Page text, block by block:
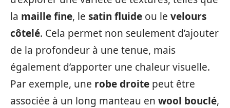
la maille fine, le satin fluide ou le velours
côtelé. Cela permet non seulement d’ajouter
de la profondeur à une tenue, mais
également d’apporter une chaleur visuelle.
Par exemple, une robe droite peut être
associée à un long manteau en wool bouclé,